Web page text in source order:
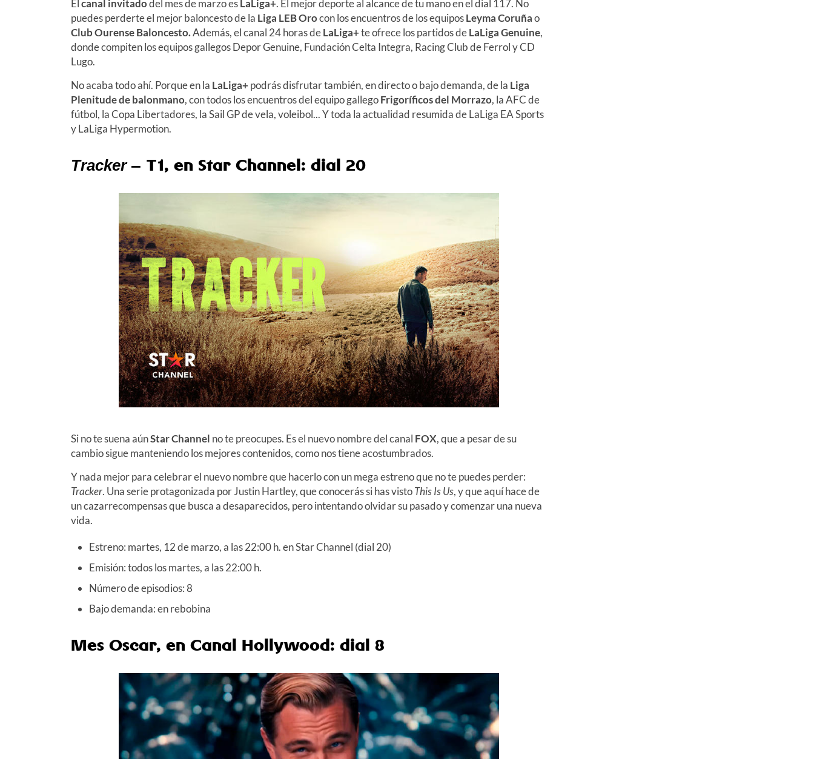
El canal invitadodel mes de marzo es LaLiga+. El mejor deporte al alcance de tu mano en el dial 117. No
puedes perderte el mejor baloncesto de la Liga LEB Orocon los encuentros de los equiposLeyma Coruñao
Club Ourense Baloncesto.Además, el canal 24 horas deLaLiga+te ofrece los partidos deLaLiga Genuine,
donde compiten los equipos gallegos Depor Genuine, Fundación Celta Integra, Racing Club de Ferrol y CD
Lugo.
No acaba todo ahí. Porque en la LaLiga+ podrás disfrutar también, en directo o bajo demanda, de la Liga
Plenitude de balonmano, con todos los encuentros del equipo gallegoFrigoríficos del Morrazo, la AFC de
fútbol, la Copa Libertadores, la Sail GP de vela, voleibol... Y toda la actualidad resumida de LaLiga EA Sports
y LaLiga Hypermotion.
Tracker– T1, en Star Channel: dial 20
Si no te suena aúnStar Channel no te preocupes. Es el nuevo nombre del canal FOX, que a pesar de su
cambio sigue manteniendo los mejores contenidos, como nos tiene acostumbrados.
Y nada mejor para celebrar el nuevo nombre que hacerlo con un mega estreno que no te puedes perder:
Tracker. Una serie protagonizada por Justin Hartley, que conocerás si has vistoThis Is Us, y que aquí hace de
un cazarrecompensas que busca a desaparecidos, pero intentando olvidar su pasado y comenzar una nueva
vida.
Estreno: martes, 12 de marzo, a las 22:00 h. en Star Channel (dial 20)
Emisión: todos los martes, a las 22:00 h.
Número de episodios: 8
Bajo demanda: en rebobina
Mes Oscar, en Canal Hollywood: dial 8